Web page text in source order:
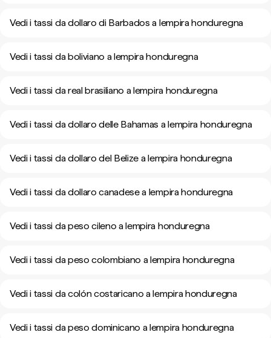
Vedi i tassi da dollaro di Barbados a lempira honduregna
Vedi i tassi da boliviano a lempira honduregna
Vedi i tassi da real brasiliano a lempira honduregna
Vedi i tassi da dollaro delle Bahamas a lempira honduregna
Vedi i tassi da dollaro del Belize a lempira honduregna
Vedi i tassi da dollaro canadese a lempira honduregna
Vedi i tassi da peso cileno a lempira honduregna
Vedi i tassi da peso colombiano a lempira honduregna
Vedi i tassi da colón costaricano a lempira honduregna
Vedi i tassi da peso dominicano a lempira honduregna